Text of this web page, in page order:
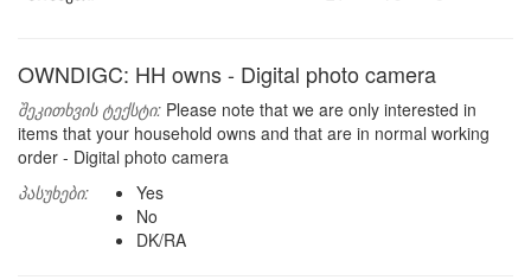
OWNDIGC: HH owns - Digital photo camera
შეკითხვის ტექსტი: Please note that we are only interested in
items that your household owns and that are in normal working
order - Digital photo camera
პასუხები:
Yes
No
DK/RA